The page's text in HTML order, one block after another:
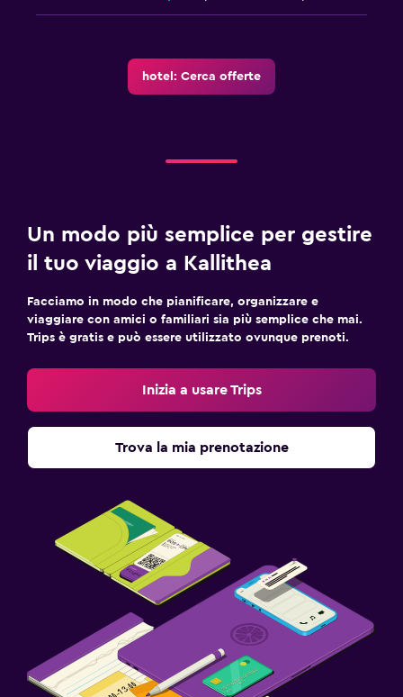
hotel: Cerca offerte
Un modo più semplice per gestire
il tuo viaggio a Kallithea
Facciamo in modo che pianificare, organizzare e
viaggiare con amici o familiari sia più semplice che mai.
Trips è gratis e può essere utilizzato ovunque prenoti.
Inizia a usare Trips
Trova la mia prenotazione